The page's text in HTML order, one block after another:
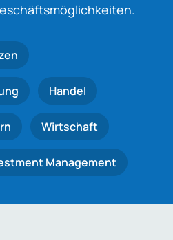
Handel
Wirtschaft
Management